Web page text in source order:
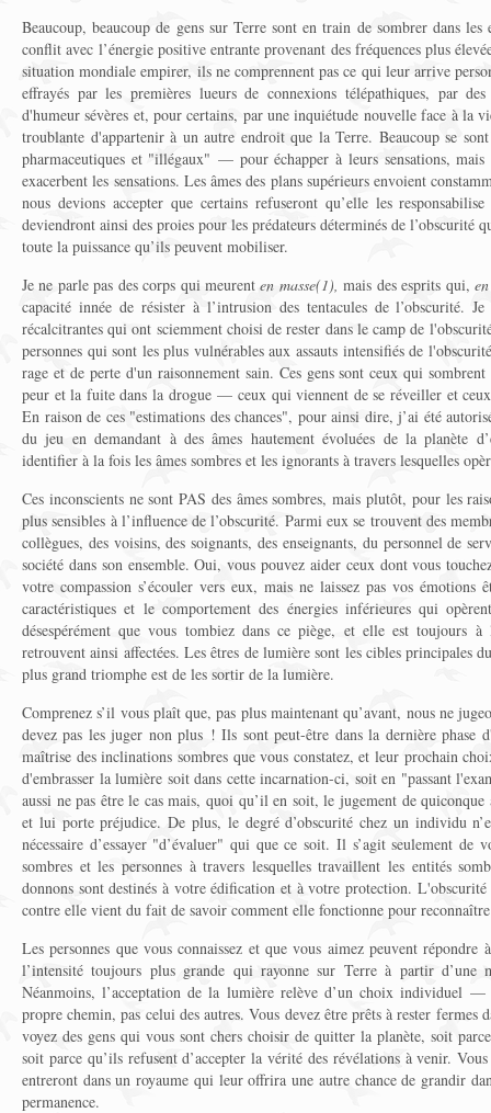
Beaucoup, beaucoup de gens sur Terre sont en train de sombrer dans les
conflit avec l’énergie positive entrante provenant des fréquences plus
situation mondiale empirer, ils ne comprennent pas ce qui leur arrive
effrayés par les premières lueurs de connexions télépathiques, par des
d'humeur sévères et, pour certains, par une inquiétude nouvelle face à la
troublante d'appartenir à un autre endroit que la Terre. Beaucoup se
pharmaceutiques et "illégaux" — pour échapper à leurs sensations, mais
exacerbent les sensations. Les âmes des plans supérieurs envoient
nous devions accepter que certains refuseront qu’elle les
deviendront ainsi des proies pour les prédateurs déterminés de l’obscurité
toute la puissance qu’ils peuvent mobiliser.
Je ne parle pas des corps qui meurenten masse(1), mais des esprits qui,
capacité innée de résister à l’intrusion des tentacules de l’obscurité.
récalcitrantes qui ont sciemment choisi de rester dans le camp de
personnes qui sont les plus vulnérables aux assauts intensifiés de
rage et de perte d'un raisonnement sain. Ces gens sont ceux qui
peur et la fuite dans la drogue — ceux qui viennent de se réveiller et
En raison de ces "estimations des chances", pour ainsi dire, j’ai été
du jeu en demandant à des âmes hautement évoluées de la planète
identifier à la fois les âmes sombres et les ignorants à travers lesquelles
Ces inconscients ne sont PAS des âmes sombres, mais plutôt, pour les
plus sensibles à l’influence de l’obscurité. Parmi eux se trouvent des
collègues, des voisins, des soignants, des enseignants, du personnel de
société dans son ensemble. Oui, vous pouvez aider ceux dont vous
votre compassion s’écouler vers eux, mais ne laissez pas vos émotions
caractéristiques et le comportement des énergies inférieures qui
désespérément que vous tombiez dans ce piège, et elle est toujours à
retrouvent ainsi affectées. Les êtres de lumière sont les cibles principales
plus grand triomphe est de les sortir de la lumière.
Comprenez s’il vous plaît que, pas plus maintenant qu’avant, nous ne
devez pas les juger non plus ! Ils sont peut-être dans la dernière phase
maîtrise des inclinations sombres que vous constatez, et leur prochain
d'embrasser la lumière soit dans cette incarnation-ci, soit en "passant
aussi ne pas être le cas mais, quoi qu’il en soit, le jugement de
et lui porte préjudice. De plus, le degré d’obscurité chez un individu
nécessaire d’essayer "d’évaluer" qui que ce soit. Il s’agit seulement de
sombres et les personnes à travers lesquelles travaillent les entités
donnons sont destinés à votre édification et à votre protection.
contre elle vient du fait de savoir comment elle fonctionne pour reconnaître
Les personnes que vous connaissez et que vous aimez peuvent
l’intensité toujours plus grande qui rayonne sur Terre à partir d’une
Néanmoins, l’acceptation de la lumière relève d’un choix individuel
propre chemin, pas celui des autres. Vous devez être prêts à rester fermes
voyez des gens qui vous sont chers choisir de quitter la planète, soit
soit parce qu’ils refusent d’accepter la vérité des révélations à venir.
entreront dans un royaume qui leur offrira une autre chance de grandir
permanence.